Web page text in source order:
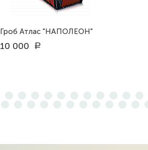
Гроб Атлас "НАПОЛЕОН"
10 000 a